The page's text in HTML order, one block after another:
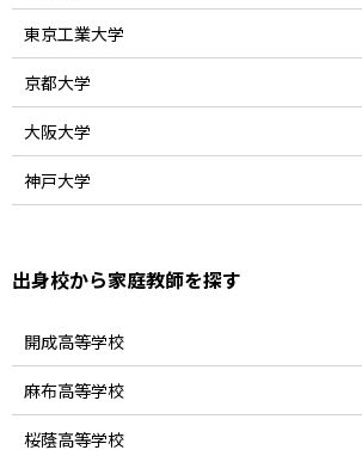
東京工業大学
京都大学
大阪大学
神戸大学
出身校から家庭教師を探す
開成高等学校
麻布高等学校
桜蔭高等学校